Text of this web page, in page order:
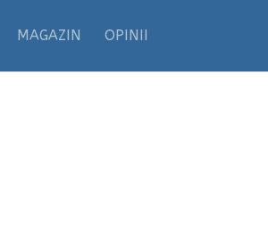
MAGAZIN OPINII